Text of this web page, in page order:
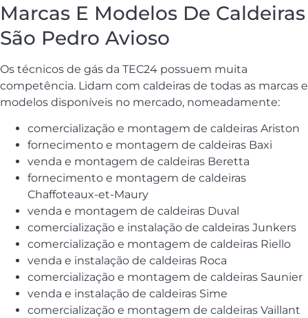
Marcas E Modelos De Caldeiras
São Pedro Avioso
Os técnicos de gás da TEC24 possuem muita
competência. Lidam com caldeiras de todas as marcas e
modelos disponíveis no mercado, nomeadamente:
comercialização e montagem de caldeiras Ariston
fornecimento e montagem de caldeiras Baxi
venda e montagem de caldeiras Beretta
fornecimento e montagem de caldeiras
Chaffoteaux-et-Maury
venda e montagem de caldeiras Duval
comercialização e instalação de caldeiras Junkers
comercialização e montagem de caldeiras Riello
venda e instalação de caldeiras Roca
comercialização e montagem de caldeiras Saunier
venda e instalação de caldeiras Sime
comercialização e montagem de caldeiras Vaillant